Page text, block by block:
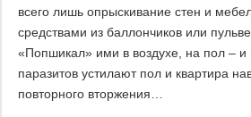
всего лишь опрыскивание стен и
средствами из баллончиков или
«Попшикал» ими в воздухе, на пол – и
паразитов устилают пол и квартира
повторного вторжения…